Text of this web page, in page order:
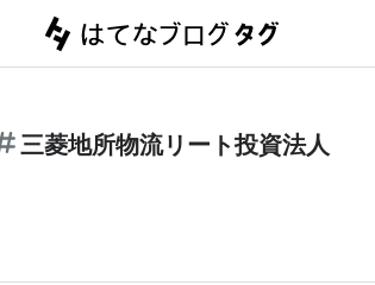
三菱地所物流リート投資法人